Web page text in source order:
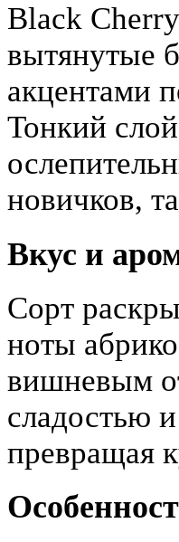
Black
вытянутые
акцентами
Тонкий
новичков,
Вкус и
Сорт
ноты
вишневым
сладостью
превращая